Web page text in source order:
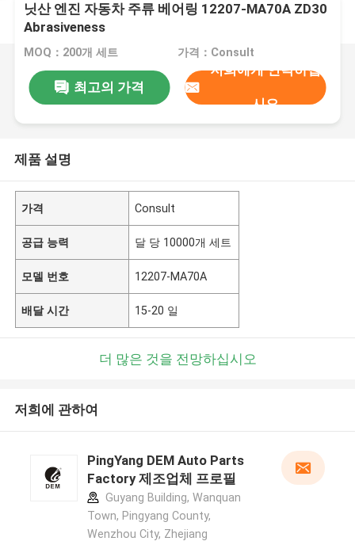
닛산 엔진 자동차 주류 베어링 12207-MA70A ZD30
Abrasiveness
MOQ：200개 세트 가격：Consult
최고의 가격
저희에게 연락하십
시오
제품 설명
가격 Consult
공급 능력 달 당 10000개 세트
모델 번호 12207-MA70A
배달 시간 15-20 일
더 많은 것을 전망하십시오
저희에 관하여
PingYang DEM Auto Parts
Factory 제조업체 프로필
Guyang Building, Wanquan
Town, Pingyang County,
Wenzhou City, Zhejiang